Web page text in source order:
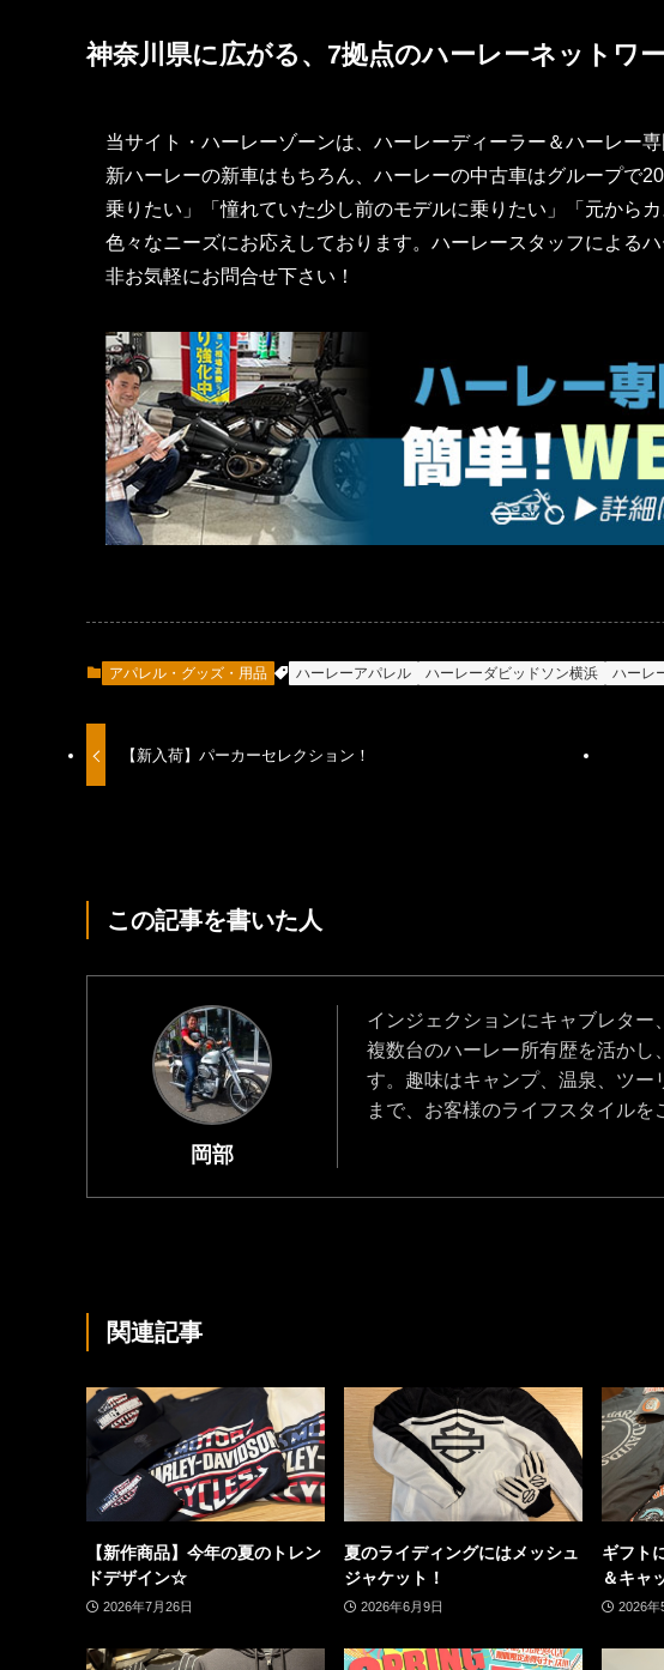
神奈川県に広がる、7拠点のハーレーネットワ
当サイト・ハーレーゾーンは、ハーレーディーラー＆ハーレー
新ハーレーの新車はもちろん、ハーレーの中古車はグループで
乗りたい」「憧れていた少し前のモデルに乗りたい」「元から
色々なニーズにお応えしております。ハーレースタッフによる
非お気軽にお問合せ下さい！
アパレル・グッズ・用品 ハーレーアパレル ハーレーダビッドソン横浜 ハーレ
【新入荷】パーカーセレクション！
この記事を書いた人
岡部
インジェクションにキャブレター
複数台のハーレー所有歴を活かし
す。趣味はキャンプ、温泉、ツー
まで、お客様のライフスタイルを
関連記事
【新作商品】今年の夏のトレン
ドデザイン☆
2026年7月26日
夏のライディングにはメッシュ
ジャケット！
2026年6月9日
ギフト
＆キャ
2026年